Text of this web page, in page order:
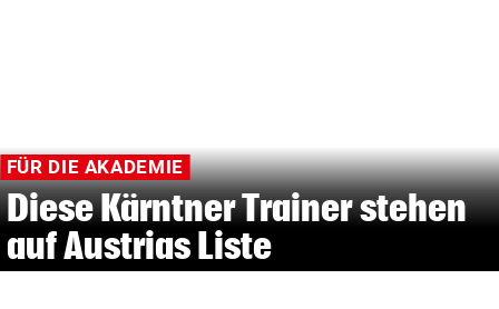
FÜR DIE AKADEMIE
Diese Kärntner Trainer stehen
auf Austrias Liste